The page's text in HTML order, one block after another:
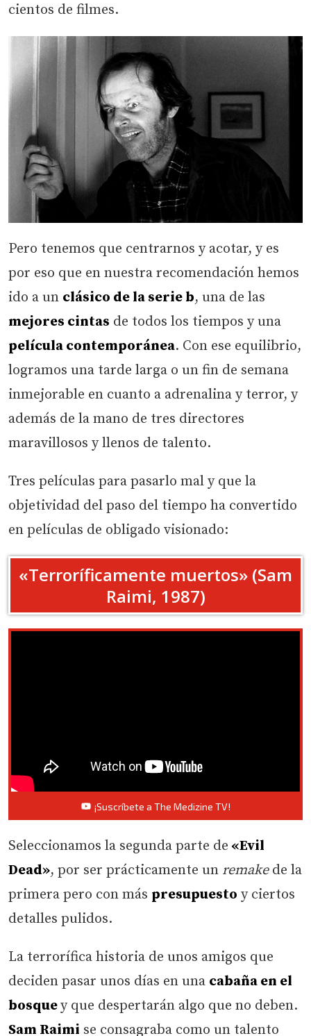
cientos de filmes.
Pero tenemos que centrarnos y acotar, y es
por eso que en nuestra recomendación hemos
ido a un clásico de la serie b, una de las
mejores cintas de todos los tiempos y una
película contemporánea. Con ese equilibrio,
logramos una tarde larga o un fin de semana
inmejorable en cuanto a adrenalina y terror, y
además de la mano de tres directores
maravillosos y llenos de talento.
Tres películas para pasarlo mal y que la
objetividad del paso del tiempo ha convertido
en películas de obligado visionado:
«Terroríficamente muertos» (Sam
Raimi, 1987)
¡Suscríbete a The Medizine TV!
Seleccionamos la segunda parte de «Evil
Dead», por ser prácticamente un remakede la
primera pero con más presupuesto y ciertos
detalles pulidos.
La terrorífica historia de unos amigos que
deciden pasar unos días en una cabaña en el
bosquey que despertarán algo que no deben.
Sam Raimi se consagraba como un talento